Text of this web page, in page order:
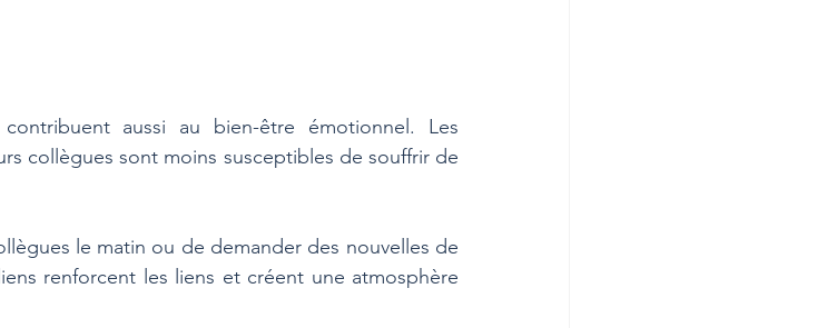
aussi au bien-être émotionnel. Les
collègues sont moins susceptibles de souffrir de
le matin ou de demander des nouvelles de
renforcent les liens et créent une atmosphère